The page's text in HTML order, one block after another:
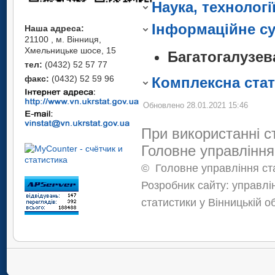
Наша адреса:
21100 , м. Вінниця,
Хмельницьке шосе, 15
тел: (0432) 52 57 77
факс: (0432) 52 59 96
Наука,
Інформаційне
Кількість
Методологічні
Комплексна
Основні
міста Вінниці
Жінки та
Обновлено 28.01.2021 15:46
При використанні
Головне
© Головне управління
Розробник сайту:
статистики у Вінницькій